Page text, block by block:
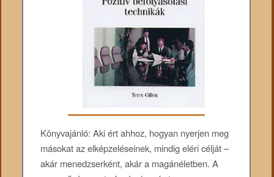
Könyvajánló: Aki ért ahhoz, hogyan nyerjen meg
másokat az elképzeléseinek, mindig eléri célját –
akár menedzserként, akár a magánéletben. A